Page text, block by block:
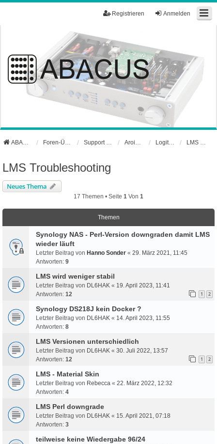
Anmelden
Registrieren
ABACUS Webseite
LMS Troubleshooting
Neues Thema
17 Themen • Seite 1 Von 1
Themen
Synology NAS - Perl-Version downgraden damit LMS
wieder läuft
Letzter Beitrag von Hanno Sonder « 29. März 2021, 11:45
Antworten: 9
LMS wird weniger stabil
Letzter Beitrag von DL6HAK « 19. April 2023, 11:41
Antworten: 12 1 2
Synology DS218J kein Docker ?
Letzter Beitrag von DL6HAK « 14. April 2023, 11:55
Antworten: 8
LMS Versionen unterschiedlich
Letzter Beitrag von DL6HAK « 30. Juli 2022, 13:57
Antworten: 12 1 2
LMS - Material Skin
Letzter Beitrag von Rebecca « 22. März 2022, 12:32
Antworten: 4
LMS Perl downgrade
Letzter Beitrag von DL6HAK « 15. April 2021, 07:18
Antworten: 3
teilweise keine Wiedergabe 96/24